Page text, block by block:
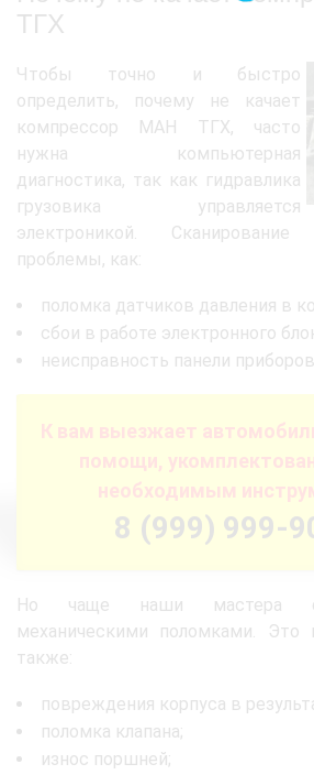
ТГХ
Чтобы точно и быстро
определить, почему не качает
компрессор МАН ТГХ, часто
нужна компьютерная
диагностика, так как гидравлика
грузовика управляется
электроникой.
проблемы, как:
поломка датчиков давления в
сбои в работе электронного
неисправность панели
К вам выезжает
помощи,
необходимым
8 (999) 999-
Но чаще наши мастера
механическими поломками. Это
также:
повреждения корпуса в
поломка клапана;
износ поршней;